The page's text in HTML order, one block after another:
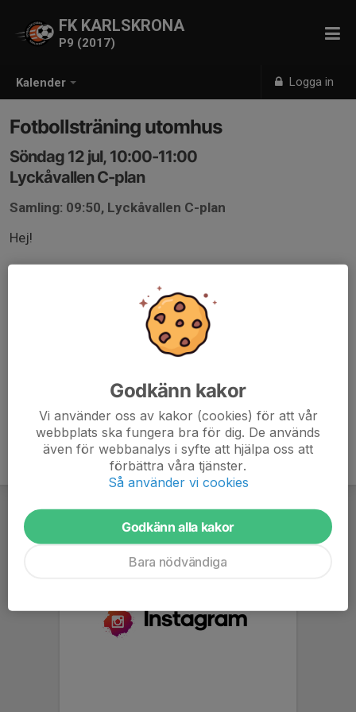
Kalender Logga in
FK KARLSKRONA
P9 (2017)
Fotbollsträning utomhus
Söndag 12 jul, 10:00-11:00
Lyckåvallen C-plan
Samling: 09:50, Lyckåvallen C-plan
Hej!
Ta med fotbollsskor, benskydd och vattenflaska.
Svar gärna på kallelsen så vi vet hur många som
Godkänn kakor
Vi använder oss av kakor (cookies) för att vår
webbplats ska fungera bra för dig. De används
även för webbanalys i syfte att hjälpa oss att
förbättra våra tjänster.
Så använder vi cookies
Godkänn alla kakor
Bara nödvändiga